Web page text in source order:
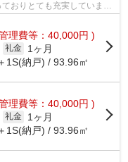
おりとても充実していま
理費等：40,000円 )
礼金
1ヶ月
1S(納戸) / 93.96㎡
理費等：40,000円 )
礼金
1ヶ月
1S(納戸) / 93.96㎡